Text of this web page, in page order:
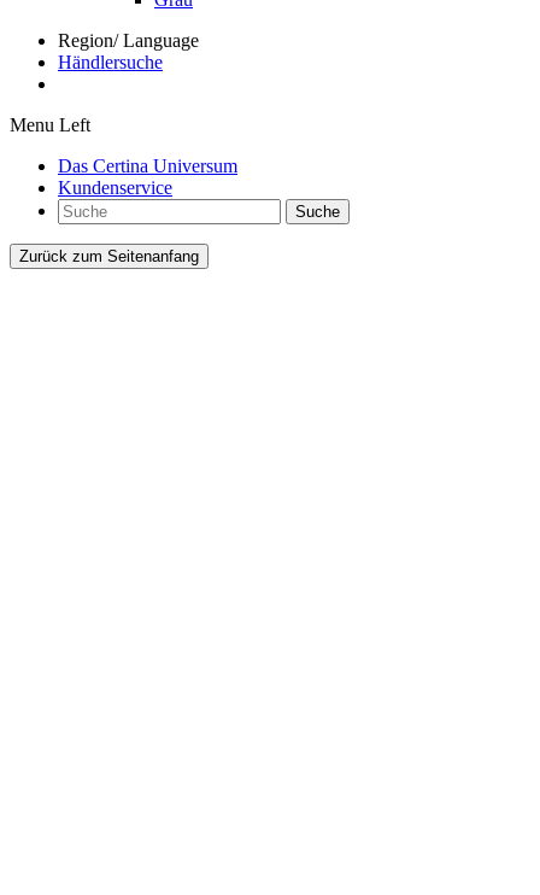
Region/ Language
Händlersuche
Menu Left
Das Certina Universum
Kundenservice
Suche
Zurück zum Seitenanfang